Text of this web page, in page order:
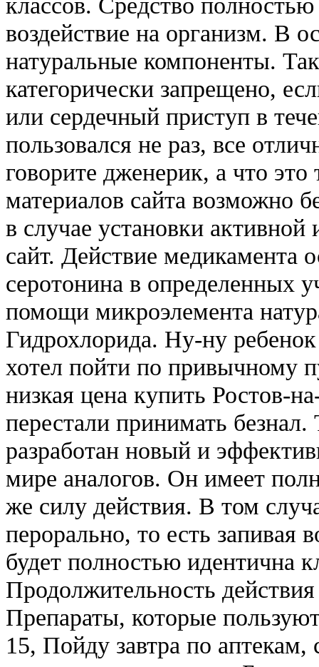
воздействие на организм. В
натуральные компоненты.
категорически запрещено,
или сердечный приступ в
пользовался не раз, все
говорите дженерик, а что
материалов сайта возможно
в случае установки
сайт. Действие медикамента
серотонина в определенных
помощи микроэлемента
Гидрохлорида. Ну-ну
хотел пойти по привычному
низкая цена купить Ростов-
перестали принимать
разработан новый и
мире аналогов. Он имеет
же силу действия. В том
перорально, то есть запивая
будет полностью идентична
Продолжительность
Препараты, которые
15, Пойду завтра по